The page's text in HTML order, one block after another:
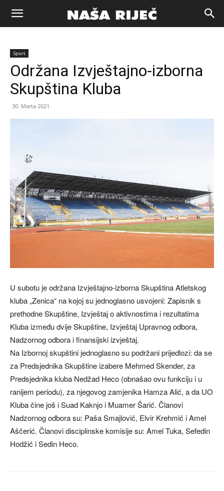
Naša
riječ
Sport
Održana Izvještajno-izborna
Skupština Kluba
30. Marta 2021.
U subotu je održana Izvještajno-izborna Skupština Atletskog
kluba „Zenica“ na kojoj su jednoglasno usvojeni: Zapisnik s
prethodne Skupštine, Izvještaj o aktivnostima i rezultatima
Kluba između dvije Skupštine, Izvještaj Upravnog odbora,
Nadzornog odbora i finansijski izvještaj.
Na Izbornoj skupštini jednoglasno su podržani prijedlozi: da se
za Predsjednika Skupštine izabere Mehmed Skender, za
Predsjednika kluba Nedžad Heco (obnašao ovu funkciju i u
ranijem periodu), za njegovog zamjenika Hamza Alić, a da UO
Kluba čine još i Suad Kaknjo i Muamer Šarić. Članovi
Nadzornog odbora su: Paša Smajlović, Elvir Krehmić i Amel
Aščerić. Članovi disciplinske komisije su: Amel Tuka, Sefedin
Hodžić i Sedin Heco.